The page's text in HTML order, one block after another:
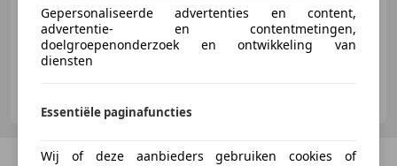
Vorige 1/ Volgende
Gepersonaliseerde advertenties en content,
advertentie- en contentmetingen,
doelgroepenonderzoek en ontwikkeling van
diensten
Essentiële paginafuncties
Wij of deze aanbieders gebruiken cookies of